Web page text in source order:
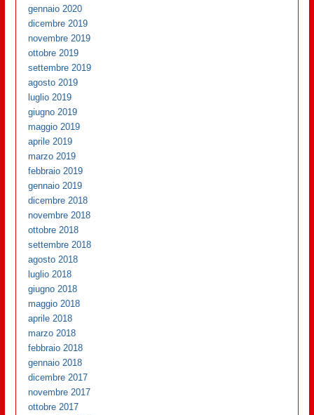
gennaio 2020
dicembre 2019
novembre 2019
ottobre 2019
settembre 2019
agosto 2019
luglio 2019
giugno 2019
maggio 2019
aprile 2019
marzo 2019
febbraio 2019
gennaio 2019
dicembre 2018
novembre 2018
ottobre 2018
settembre 2018
agosto 2018
luglio 2018
giugno 2018
maggio 2018
aprile 2018
marzo 2018
febbraio 2018
gennaio 2018
dicembre 2017
novembre 2017
ottobre 2017